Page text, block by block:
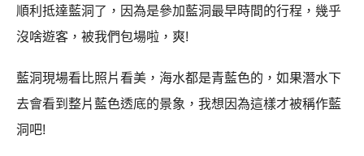
順利抵達藍洞了，因為是參加藍洞最早時間的行程，幾乎
沒啥遊客，被我們包場啦，爽!
藍洞現場看比照片看美，海水都是青藍色的，如果潛水下
去會看到整片藍色透底的景象，我想因為這樣才被稱作藍
洞吧!